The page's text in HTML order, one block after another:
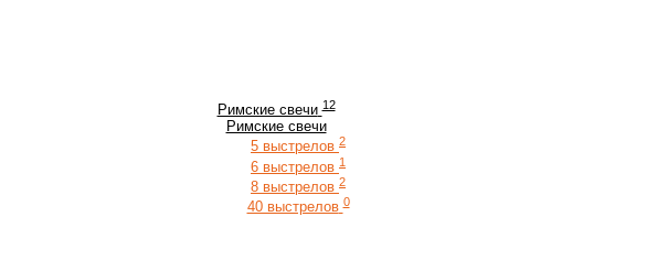
Римские свечи 12
Римские свечи
5 выстрелов 2
6 выстрелов 1
8 выстрелов 2
40 выстрелов 0